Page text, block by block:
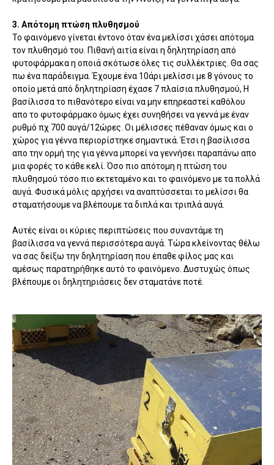
3. Απότομη πτώση πλυθησμού
Το φαινόμενο γίνεται έντονο όταν ένα μελίσσι χάσει απότομα
τον πλυθησμό του. Πιθανή αιτία είναι η δηλητηρίαση από
φυτοφάρμακα η οποιά σκότωσε όλες τις συλλέκτριες. Θα σας
πω ένα παράδειγμα. Έχουμε ένα 10άρι μελίσσι με 8 γόνους το
οποίο μετά από δηλητηρίαση έχασε 7 πλαίσια πλυθησμού, Η
βασίλισσα το πιθανότερο είναι να μην επηρεαστεί καθόλου
απο το φυτοφάρμακο όμως έχει συνηθήσει να γεννά με έναν
ρυθμό πχ 700 αυγά/12ώρες. Οι μέλισσες πέθαναν όμως και ο
χώρος για γέννα περιορίστηκε σημαντικά. Έτσι η βασίλισσα
απο την ορμή της για γέννα μπορεί να γεννήσει παραπάνω απο
μια φορές το κάθε κελί. Όσο πιο απότομη η πτώση του
πλυθησμού τόσο πιο εκτεταμένο και το φαινόμενο με τα πολλά
αυγά. Φυσικά μόλις αρχήσει να αναπτύσσεται το μελίσσι θα
σταματήσουμε να βλέπουμε τα διπλά και τριπλά αυγά.
Αυτές είναι οι κύριες περιπτώσεις που συναντάμε τη
βασίλισσα να γεννά περισσότερα αυγά. Τώρα κλείνοντας θέλω
να σας δείξω την δηλητηρίαση που έπαθε φίλος μας και
αμέσως παρατηρήθηκε αυτό το φαινόμενο. Δυστυχώς όπως
βλέπουμε οι δηλητηριάσεις δεν σταματάνε ποτέ.